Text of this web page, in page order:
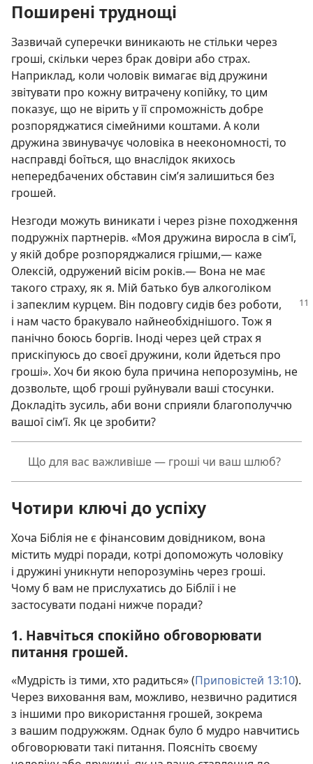
Поширені труднощі
Зазвичай суперечки виникають не стільки через
гроші, скільки через брак довіри або страх.
Наприклад, коли чоловік вимагає від дружини
звітувати про кожну витрачену копійку, то цим
показує, що не вірить у її спроможність добре
розпоряджатися сімейними коштами. А коли
дружина звинувачує чоловіка в неекономності, то
насправді боїться, що внаслідок якихось
непередбачених обставин сім’я залишиться без
грошей.
Незгоди можуть виникати і через різне походження
подружніх партнерів. «Моя дружина виросла в сім’ї,
у якій добре розпоряджалися грішми,— каже
Олексій, одружений вісім років.— Вона не має
такого страху, як я. Мій батько був алкоголіком
і запеклим курцем. Він подовгусидів без роботи,
і нам часто бракувало найнеобхіднішого. Тож я
панічно боюсь боргів. Іноді через цей страх я
прискіпуюсь до своєї дружини, коли йдеться про
гроші». Хоч би якою була причина непорозумінь, не
дозвольте, щоб гроші руйнували ваші стосунки.
Докладіть зусиль, аби вони сприяли благополуччю
вашої сім’ї. Як це зробити?
Що для вас важливіше — гроші чи ваш шлюб?
Чотири ключі до успіху
Хоча Біблія не є фінансовим довідником, вона
містить мудрі поради, котрі допоможуть чоловіку
і дружині уникнути непорозумінь через гроші.
Чому б вам не прислухатись до Біблії і не
застосувати подані нижче поради?
1. Навчіться спокійно обговорювати
питання грошей.
«Мудрість із тими, хто радиться» (Приповістей 13:10).
Через виховання вам, можливо, незвично радитися
з іншими про використання грошей, зокрема
з вашим подружжям. Однак було б мудро навчитись
обговорювати такі питання. Поясніть своєму